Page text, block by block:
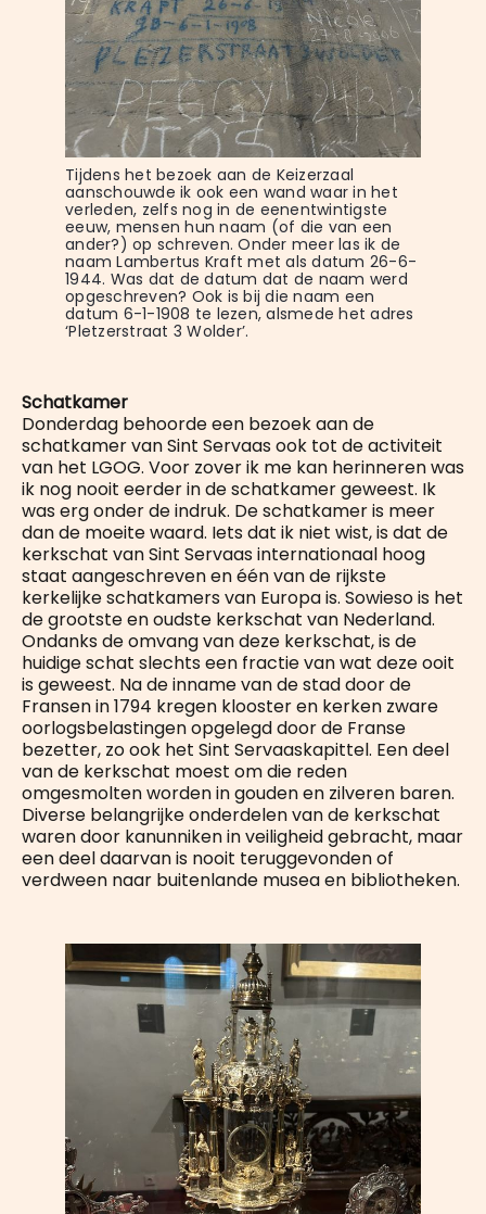
Tijdens het bezoek aan de Keizerzaal
aanschouwde ik ook een wand waar in het
verleden, zelfs nog in de eenentwintigste
eeuw, mensen hun naam (of die van een
ander?) op schreven. Onder meer las ik de
naam Lambertus Kraft met als datum 26-6-
1944. Was dat de datum dat de naam werd
opgeschreven? Ook is bij die naam een
datum 6-1-1908 te lezen, alsmede het adres
‘Pletzerstraat 3 Wolder’.
Schatkamer
Donderdag behoorde een bezoek aan de
schatkamer van Sint Servaas ook tot de activiteit
van het LGOG. Voor zover ik me kan herinneren was
ik nog nooit eerder in de schatkamer geweest. Ik
was erg onder de indruk. De schatkamer is meer
dan de moeite waard. Iets dat ik niet wist, is dat de
kerkschat van Sint Servaas internationaal hoog
staat aangeschreven en één van de rijkste
kerkelijke schatkamers van Europa is. Sowieso is het
de grootste en oudste kerkschat van Nederland.
Ondanks de omvang van deze kerkschat, is de
huidige schat slechts een fractie van wat deze ooit
is geweest. Na de inname van de stad door de
Fransen in 1794 kregen klooster en kerken zware
oorlogsbelastingen opgelegd door de Franse
bezetter, zo ook het Sint Servaaskapittel. Een deel
van de kerkschat moest om die reden
omgesmolten worden in gouden en zilveren baren.
Diverse belangrijke onderdelen van de kerkschat
waren door kanunniken in veiligheid gebracht, maar
een deel daarvan is nooit teruggevonden of
verdween naar buitenlande musea en bibliotheken.